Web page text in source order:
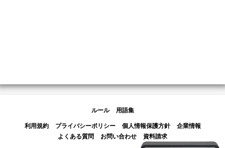
ルール 用語集
利用規約 プライバシーポリシー 個人情報保護方針
企業情報
よくある質問
お問い合わせ 資料請求